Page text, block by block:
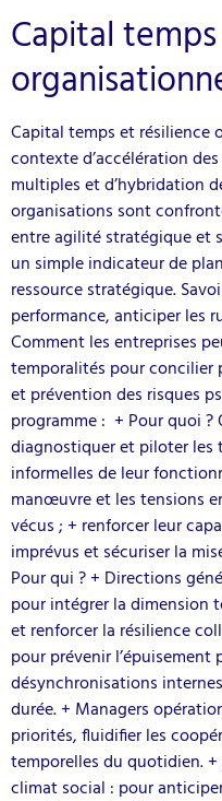
Capital
Capital temps et résilience
contexte d’accélération
multiples et d’hybridation
organisations sont
entre agilité stratégique et
un simple indicateur de
ressource stratégique.
performance, anticiper les
Comment les entreprises
temporalités pour concilier
et prévention des risques
programme : + Pour quoi ?
diagnostiquer et piloter les
informelles de leur
manœuvre et les tensions
vécus ; + renforcer leur
imprévus et sécuriser la
Pour qui ? + Directions
pour intégrer la dimension
et renforcer la résilience
pour prévenir
désynchronisations
durée. + Managers
priorités, fluidifier les
temporelles du quotidien.
climat social : pour